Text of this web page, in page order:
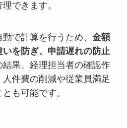
できます。
で計算を行うため、 金額
を防ぎ、申請遅れの防止
結果、経理担当者の確認作
件費の削減や従業員満足
も可能です。